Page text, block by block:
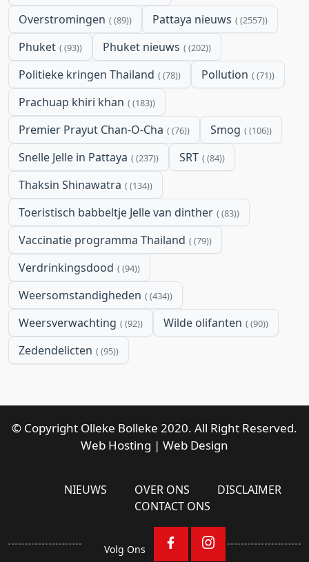
Overstromingen (89) Pattaya nieuws (2557)
Phuket (93) Phuket nieuws (202)
Politieke kringen Thailand (78) Pollution (71)
Prachuap khiri khan (183)
Premier Prayut Chan-O-Cha (76) Smog (106)
Snelle Jelle in Pattaya (237) SRT (84)
Thaksin Shinawatra (134)
Toeristisch babbeltje Jelle van dinther (83)
Vaccinatie programma Thailand (79)
Verdrinkingsdood (94)
Weersomstandigheden (434)
Weersverwachting (92) Wilde olifanten (90)
Zedendelicten (95)
© Copyright Olleke Bolleke 2020. All Right Reserved.
Web Hosting | Web Design
NIEUWS OVER ONS
DISCLAIMER
CONTACT ONS
Volg Ons